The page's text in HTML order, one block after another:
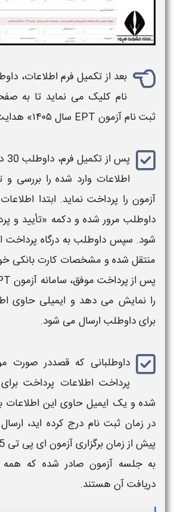
بعد ازتکمیل فرم اطلاعات،
نام کلیک می‌ نماید تا به
ثبت‌ نام آزمون EPT سال ۱۴۰۵
»
پس ازتکمیل فرم
اطلاعات وارد شده را بررسی و
آزمون را پرداخت نماید. ابتدا
داوطلب مرور شده و دکمه «تأیید و
شود. سپس داوطلب به درگاه پرداخت
منتقل شده و مشخصات کارت بانکی
پس از پرداخت موفق، سامانه آزمون EPT
را نمایش می‌ دهد و ایمیلی حاوی
برای داوطلب ارسال می‌ شود.
داوطلبانی که قصددر صورت
پرداخت اطلاعات پرداخت
شده و یک ایمیل حاوی این اطلاعات
در زمان ثبت نام درج کرده اید،
پیش از زمان برگزاریآزمون ای پی تی
به جلسه آزمون صادر شده که همه
دریافت آن هستند.